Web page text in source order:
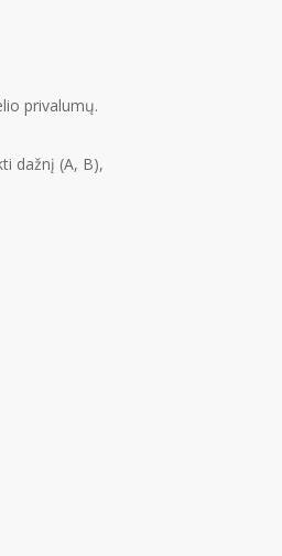
privalumų.
dažnį (A, B),